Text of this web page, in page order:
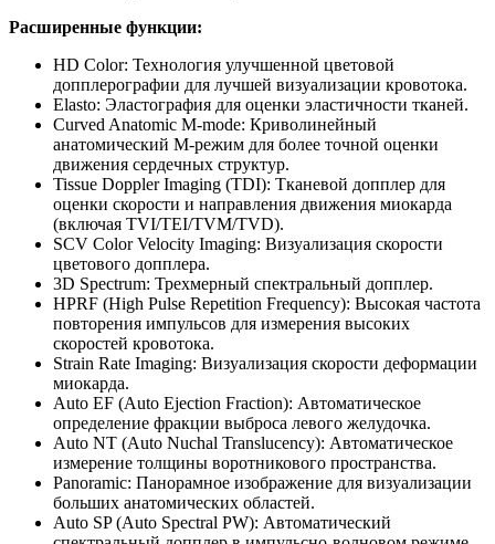
Расширенные функции:
HD Color: Технология улучшенной цветовой
допплерографии для лучшей визуализации кровотока.
Elasto: Эластография для оценки эластичности тканей.
Curved Anatomic M-mode: Криволинейный
анатомический М-режим для более точной оценки
движения сердечных структур.
Tissue Doppler Imaging (TDI): Тканевой допплер для
оценки скорости и направления движения миокарда
(включая TVI/TEI/TVM/TVD).
SCV Color Velocity Imaging: Визуализация скорости
цветового допплера.
3D Spectrum: Трехмерный спектральный допплер.
HPRF (High Pulse Repetition Frequency): Высокая частота
повторения импульсов для измерения высоких
скоростей кровотока.
Strain Rate Imaging: Визуализация скорости деформации
миокарда.
Auto EF (Auto Ejection Fraction): Автоматическое
определение фракции выброса левого желудочка.
Auto NT (Auto Nuchal Translucency): Автоматическое
измерение толщины воротникового пространства.
Panoramic: Панорамное изображение для визуализации
больших анатомических областей.
Auto SP (Auto Spectral PW): Автоматический